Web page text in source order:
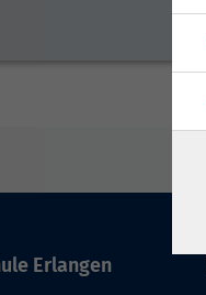
Erlangen